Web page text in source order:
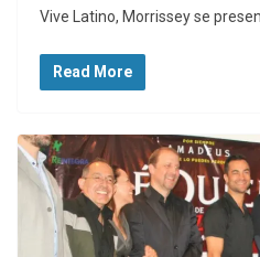
Vive Latino, Morrissey se
Read More